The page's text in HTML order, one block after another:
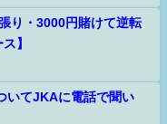
り・3000円賭けて逆転
】
いてJKAに電話で聞い